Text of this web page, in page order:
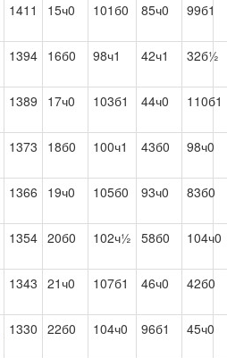
1411 15ч0 101б0 85ч0 99б1
1394 16б0 98ч1 42ч1 32б½
1389 17ч0 103б1 44ч0 110б1
1373 18б0 100ч1 43б0 98ч0
1366 19ч0 105б0 93ч0 83б0
1354 20б0 102ч½ 58б0 104ч0
1343 21ч0 107б1 46ч0 42б0
1330 22б0 104ч0 96б1 45ч0